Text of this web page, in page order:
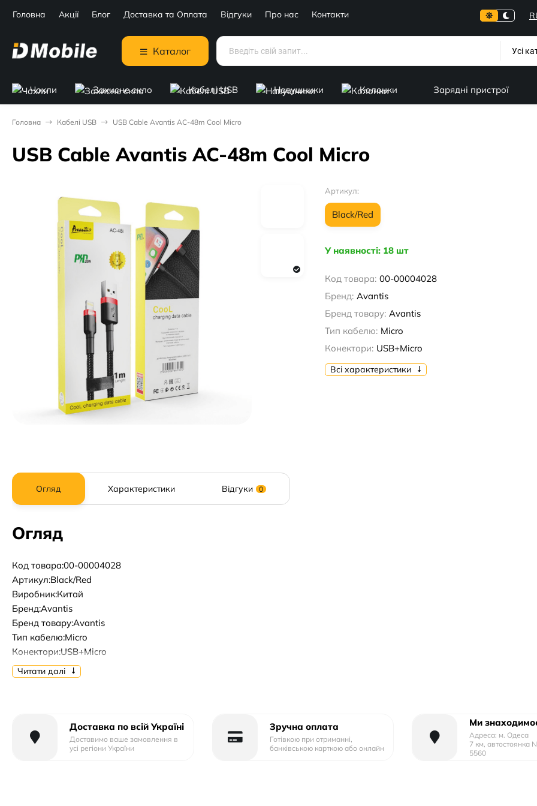
Головна Акції Блог Доставка та Оплата Відгуки Про нас Контакти
Каталог Усі
Чохли Захисне скло Кабелі USB Навушники Колонки Зарядні пристрої
Головна Кабелі USB USB Cable Avantis AC-48m Cool Micro
USB Cable Avantis AC-48m Cool Micro
Артикул:
Black/Red
У наявності: 18 шт
Код товара: 00-00004028
Бренд: Avantis
Бренд товару: Avantis
Тип кабелю: Micro
Конектори: USB+Micro
Всі характеристики
Огляд Характеристики Відгуки 0
Огляд
Код товара:00-00004028
Артикул:Black/Red
Виробник:Китай
Бренд:Avantis
Бренд товару:Avantis
Тип кабелю:Micro
Конектори:USB+Micro
Довжина кабелю, м:1m
Читати далі
Доставка по всій Україні
Доставимо ваше замовлення в
усі регіони України
Зручна оплата
Готівкою при отриманні,
банківською карткою або онлайн
Ми
Адреса: м. Одеса
7 км, автостоянка
5560